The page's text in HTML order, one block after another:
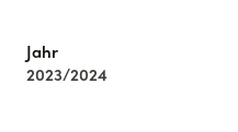
Jahr
2023/2024